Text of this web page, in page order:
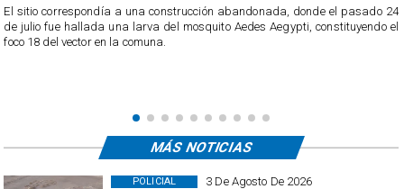
El sitio correspondía a una construcción abandonada, donde el pasado 24
de julio fue hallada una larva del mosquito Aedes Aegypti, constituyendo el
foco 18 del vector en la comuna.
3 De Agosto De 2026
POLICIAL
MÁS NOTICIAS